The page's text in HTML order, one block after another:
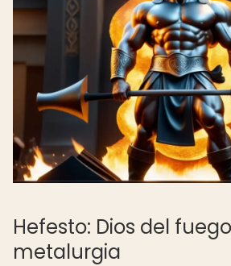
Hefesto: Dios del
metalurgia